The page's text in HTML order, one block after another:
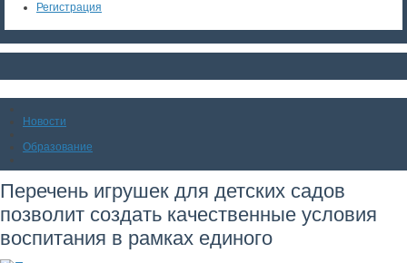
Регистрация
Новости
Образование
Перечень игрушек для детских садов
позволит создать качественные условия
воспитания в рамках единого